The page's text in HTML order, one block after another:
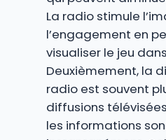
La radio stimule
l’engagement en
visualiser le jeu
Deuxièmement, la
radio est souvent
diffusions
les informations